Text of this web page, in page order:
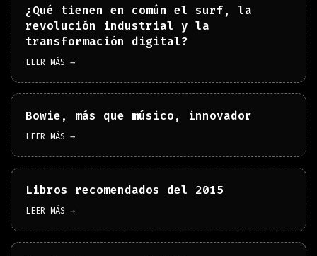
¿Qué tienen en común el surf, la
revolución industrial y la
transformación digital?
LEER MÁS →
Bowie, más que músico, innovador
LEER MÁS →
Libros recomendados del 2015
LEER MÁS →